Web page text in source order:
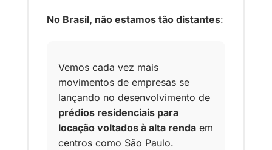
No Brasil, não estamos tão distantes
Vemos cada vez mais
movimentos de empresas se
prédios residenciais para
locação voltados à alta renda em
centros como São Paulo.